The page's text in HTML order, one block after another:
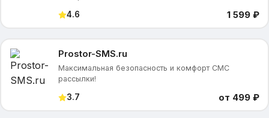
4.6 1 599 ₽
Prostor-SMS.ru
Максимальная безопасность и комфорт СМС
рассылки!
3.7 от 499 ₽